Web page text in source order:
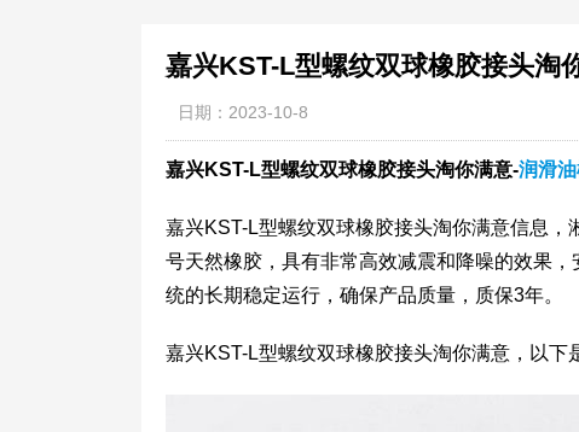
嘉兴KST-L型螺纹双球橡胶接头淘
日期：2023-10-8
嘉兴KST-L型螺纹双球橡胶接头淘你满意-润滑
嘉兴KST-L型螺纹双球橡胶接头淘你满意信息
号天然橡胶，具有非常高效减震和降噪的效果
统的长期稳定运行，确保产品质量，质保3年。
嘉兴KST-L型螺纹双球橡胶接头淘你满意，以下